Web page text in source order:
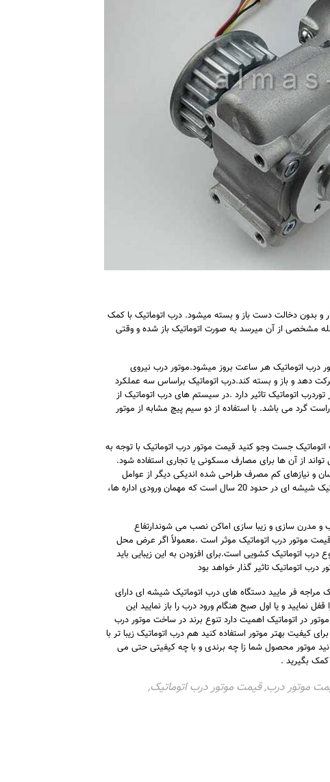
و بدون دخالت دست باز و بسته میشود. درب اتوماتیک با کمک
مشخصی از آن میرسد به صورت اتوماتیک باز شده و وقتی
درب اتوماتیک هر ساعت بروز میشود.موتور درب نیروی
دهد و باز و بسته کند.درب اتوماتیک براساس سه عملکرد
اتوماتیک تاثیر دارد .در سیستم های درب اتوماتیک از
گرد می باشد. با استفاده از دو سیم پیچ مشابه از موتور
جست وجو کنید قیمت موتور درب اتوماتیک با توجه به
از آن ها برای مصارف مسکونی یا تجاری استفاده شود.
و نیازهای کم مصرف طراحی شده اندیکی دیگر از عوامل
تعیین کننده در قییمت موتور درب اتوماتیک برقی نوع تیغه است درب های اتوماتیک شیشه ای در حدود 20 سال است که مهمان ورودی اداره ها،
و مدرن سازی و زیبا سازی اماکن نصب می شوندارتفاع
است که این استاندارد بر قیمت موتور درب اتوماتیک موثر است .معمولاً اگر عرض محل
نوع درب اتوماتیک کشویی است.برای افزودن به این زیبایی باید
اتوماتیک تاثیر گذار خواهد بود
مراجه فر مایید دستگاه های درب اتوماتیک شیشه ای دارای
نمایید و یا اول صبح هنگام ورود درب را باز نمایید این
در اتوماتیک اهمیت دارد تنوع برند در ساخت موتور درب
کیفیت بهتر موتور استفاده کنید هم درب اتوماتیک زیبا تر با
موتور محصول شما زا چه برندی و با چه کیفیتی حتی می
کمک بگیرید .
موتور درب,قیمت موتور درب اتوماتیک,